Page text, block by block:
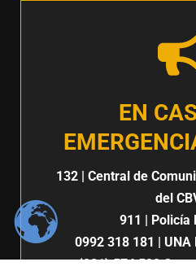
EN
132| Central de
del
911 | Policía
0992 318 181 | UNA
(021) 574 500